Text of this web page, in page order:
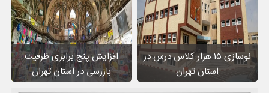
نوسازی ۱۵ هزار کلاس درس در
استان تهران
افزایش پنج برابری ظرفیت
بازرسی در استان تهران